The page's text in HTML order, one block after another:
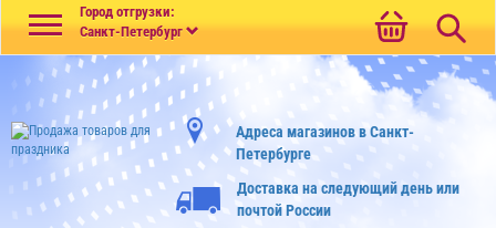
Город отгрузки:
Санкт-Петербург
Адреса магазинов в Санкт-
Петербурге
Доставка на следующий день или
почтой России